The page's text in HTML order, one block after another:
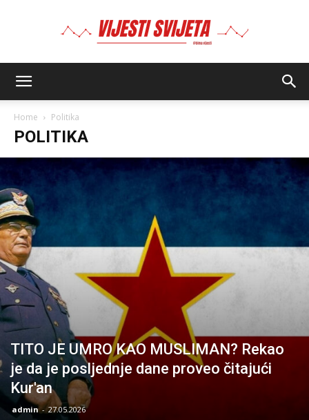
Home Politika
POLITIKA
TITO JE UMRO KAO MUSLIMAN? Rekao
je da je posljednje dane proveo čitajući
Kur'an
admin - 27.05.2026